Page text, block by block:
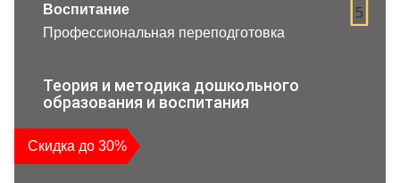
5
Воспитание
Профессиональная переподготовка
Теория и методика дошкольного
образования и воспитания
Скидка до 30%